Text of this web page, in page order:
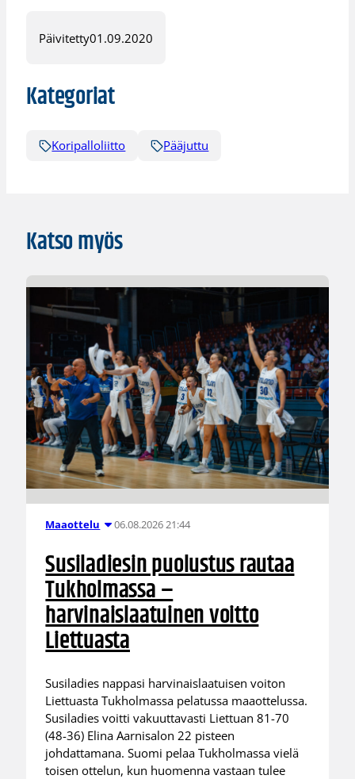
Päivitetty01.09.2020
Kategoriat
Koripalloliitto Pääjuttu
Katso myös
Maaottelu 06.08.2026 21:44
Susiladiesin puolustus rautaa
Tukholmassa –
harvinaislaatuinen voitto
Liettuasta
Susiladies nappasi harvinaislaatuisen voiton
Liettuasta Tukholmassa pelatussa maaottelussa.
Susiladies voitti vakuuttavasti Liettuan 81-70
(48-36) Elina Aarnisalon 22 pisteen
johdattamana. Suomi pelaa Tukholmassa vielä
toisen ottelun, kun huomenna vastaan tulee